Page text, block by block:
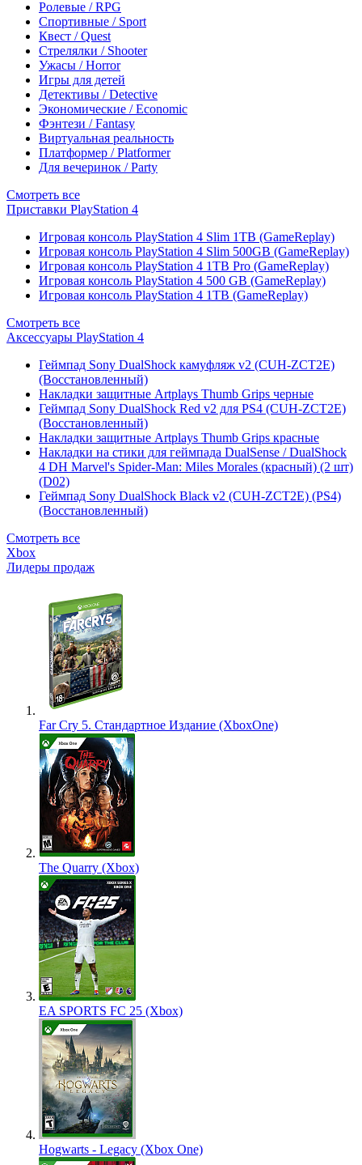
Ролевые / RPG
Спортивные / Sport
Квест / Quest
Стрелялки / Shooter
Ужасы / Horror
Игры для детей
Детективы / Detective
Экономические / Economic
Фэнтези / Fantasy
Виртуальная реальность
Платформер / Platformer
Для вечеринок / Party
Смотреть все
Приставки PlayStation 4
Игровая консоль PlayStation 4 Slim 1TB (GameReplay)
Игровая консоль PlayStation 4 Slim 500GB (GameReplay)
Игровая консоль PlayStation 4 1TB Pro (GameReplay)
Игровая консоль PlayStation 4 500 GB (GameReplay)
Игровая консоль PlayStation 4 1TB (GameReplay)
Смотреть все
Аксессуары PlayStation 4
Геймпад Sony DualShock камуфляж v2 (CUH-ZCT2E)
(Восстановленный)
Накладки защитные Artplays Thumb Grips черные
Геймпад Sony DualShock Red v2 для PS4 (CUH-ZCT2E)
(Восстановленный)
Накладки защитные Artplays Thumb Grips красные
Накладки на стики для геймпада DualSense / DualShock
4 DH Marvel's Spider-Man: Miles Morales (красный) (2 шт)
(D02)
Геймпад Sony DualShock Black v2 (CUH-ZCT2E) (PS4)
(Восстановленный)
Смотреть все
Xbox
Лидеры продаж
Far Cry 5. Стандартное Издание (XboxOne)
The Quarry (Xbox)
EA SPORTS FC 25 (Xbox)
Hogwarts - Legacy (Xbox One)